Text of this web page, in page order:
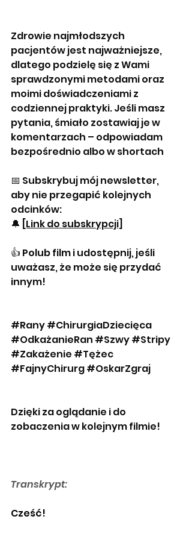
Zdrowie najmłodszych
pacjentów jest najważniejsze,
dlatego podzielę się z Wami
sprawdzonymi metodami oraz
moimi doświadczeniami z
codziennej praktyki. Jeśli masz
pytania, śmiało zostawiaj je w
komentarzach – odpowiadam
bezpośrednio albo w shortach
📅 Subskrybuj mój newsletter,
aby nie przegapić kolejnych
odcinków:
🔔 [Link do subskrypcji]
👍 Polub film i udostępnij, jeśli
uważasz, że może się przydać
innym!
#Rany#ChirurgiaDziecięca
#OdkażanieRan #Szwy#Stripy
#Zakażenie #Tężec
#FajnyChirurg#OskarZgraj
Dzięki za oglądanie i do
zobaczenia w kolejnym filmie!
Transkrypt:
Cześć!